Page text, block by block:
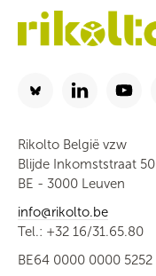
Rikolto België vzw
Blijde Inkomststraat 50
BE - 3000 Leuven
info@rikolto.be
Tel.: +32 16/31.65.80
BE64 0000 0000 5252